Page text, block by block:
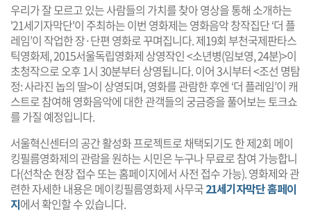
우리가 잘 모르고 있는 사람들의 가치를 찾아 영상을 통해 소개하는
'21세기자막단'이 주최하는 이번 영화제는 영화음악 창작집단 ‘더 플
레임’이 작업한 장·단편 영화로 꾸며집니다. 제19회 부천국제판타스
틱영화제, 2015서울독립영화제 상영작인 <소년병(임보영, 24분)>이
초청작으로 오후 1시 30분부터 상영됩니다. 이어 3시부터 <조선 명탐
정: 사라진 놉의 딸>이 상영되며, 영화를 관람한 후엔 ‘더 플레임’이 캐
스트로 참여해 영화음악에 대한 관객들의 궁금증을 풀어보는 토크쇼
를 가질 예정입니다.
서울혁신센터의 공간 활성화 프로젝트로 채택되기도 한 제2회 메이
킹필름영화제의 관람을 원하는 시민은 누구나 무료로 참여 가능합니
다(선착순 현장 접수 또는 홈페이지에서 사전 접수 가능). 영화제와 관
련한 자세한 내용은 메이킹필름영화제 사무국21세기자막단 홈페이
지에서 확인할 수 있습니다.